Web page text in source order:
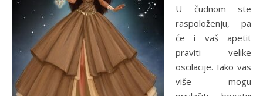
U čudnom ste
raspoloženju, pa
će i vaš apetit
praviti velike
oscilacije. Iako vas
više mogu